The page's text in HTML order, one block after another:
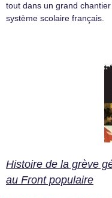
tout dans un grand
système scolaire français.
Histoire de la grève
au Front populaire